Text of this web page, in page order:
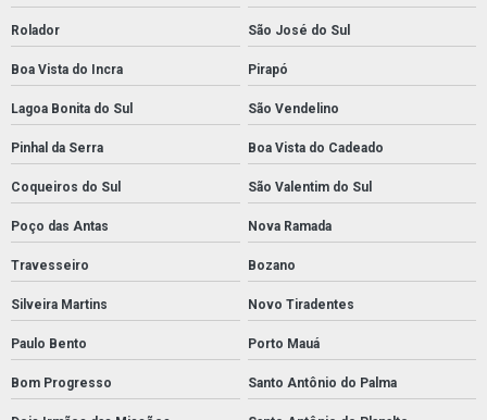
Rolador São José do Sul
Boa Vista do Incra Pirapó
Lagoa Bonita do Sul São Vendelino
Pinhal da Serra Boa Vista do Cadeado
Coqueiros do Sul São Valentim do Sul
Poço das Antas Nova Ramada
Travesseiro Bozano
Silveira Martins Novo Tiradentes
Paulo Bento Porto Mauá
Bom Progresso Santo Antônio do Palma